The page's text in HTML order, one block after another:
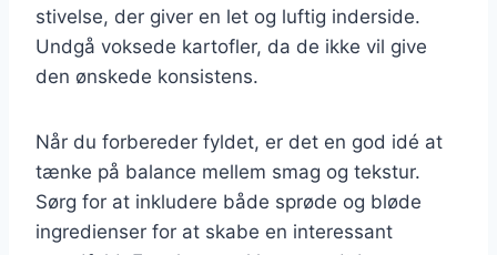
stivelse, der giver en let og luftig inderside.
Undgå voksede kartofler, da de ikke vil give
den ønskede konsistens.
Når du forbereder fyldet, er det en god idé at
tænke på balance mellem smag og tekstur.
Sørg for at inkludere både sprøde og bløde
ingredienser for at skabe en interessant